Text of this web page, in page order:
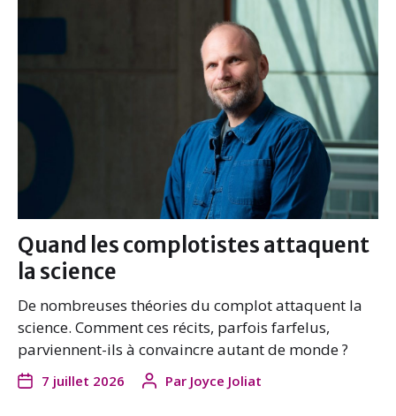
Quand les complotistes attaquent
la science
De nombreuses théories du complot attaquent la
science. Comment ces récits, parfois farfelus,
parviennent-ils à convaincre autant de monde ?
7 juillet 2026 Par Joyce Joliat